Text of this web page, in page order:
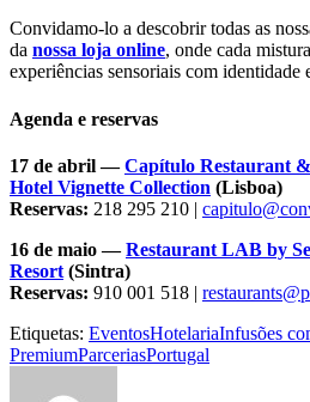
Convidamo-lo a descobrir todas as
da nossa loja online, onde cada
experiências sensoriais com identidade
Agenda e reservas
17 de abril —Capítulo Restaurant
Hotel Vignette Collection (Lisboa)
Reservas: 218 295 210 |
16 de maio —Restaurant LAB by
Resort (Sintra)
Reservas: 910 001 518 |
Etiquetas: EventosHotelariaInfusões
PremiumParceriasPortugal